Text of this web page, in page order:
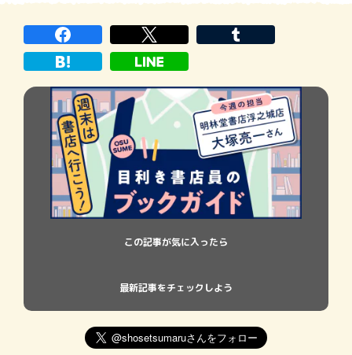
か。生きていれば誰しもそんな思いをさせ
られたことがあるし、させたこともあるだ
この記事が気に入ったら
最新記事をチェックしよう